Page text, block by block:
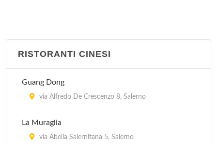
RISTORANTI CINESI
Guang Dong
via Alfredo De Crescenzo 8, Salerno
La Muraglia
via Abella Salernitana 5, Salerno